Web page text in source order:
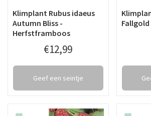
Klimplant Rubus idaeus
Autumn Bliss -
Herfstframboos
€12,99
Geef een seintje
Fallgold